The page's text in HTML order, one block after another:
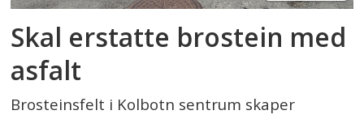
Skal erstatte brostein med
asfalt
Brosteinsfelt i Kolbotn sentrum skaper